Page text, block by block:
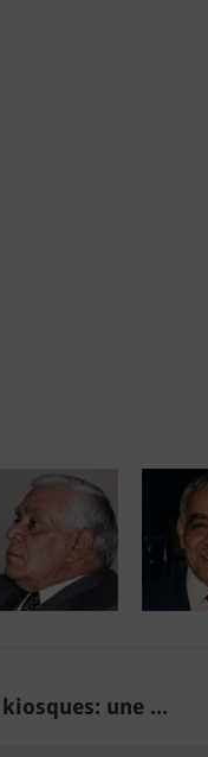
une ...